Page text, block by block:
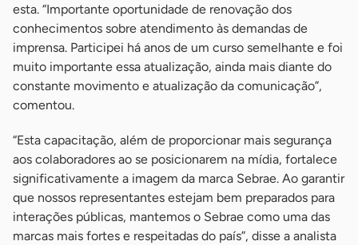
esta. “Importante oportunidade de renovação dos
conhecimentos sobre atendimento às demandas de
imprensa. Participei há anos de um curso semelhante e foi
muito importante essa atualização, ainda mais diante do
constante movimento e atualização da comunicação”,
comentou.
“Esta capacitação, além de proporcionar mais segurança
aos colaboradores ao se posicionarem na mídia, fortalece
significativamente a imagem da marca Sebrae. Ao garantir
que nossos representantes estejam bem preparados para
interações públicas, mantemos o Sebrae como uma das
marcas mais fortes e respeitadas do país”, disse a analista